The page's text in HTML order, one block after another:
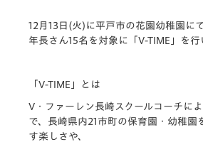
12月13日(火)に平戸市の花園幼稚園に
年長さん15名を対象に「V-TIME」を行
「V-TIME」とは
V・ファーレン長崎スクールコーチに
で、長崎県内21市町の保育園・幼稚園
す楽しさや、